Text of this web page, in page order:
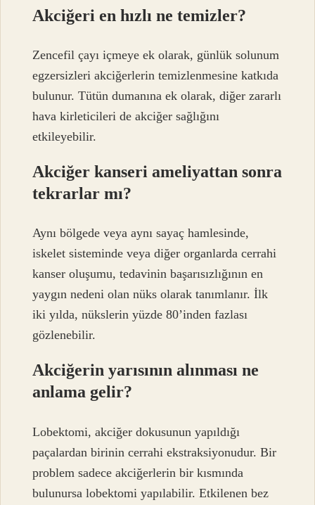
Akciğeri en hızlı ne temizler?
Zencefil çayı içmeye ek olarak, günlük solunum
egzersizleri akciğerlerin temizlenmesine katkıda
bulunur. Tütün dumanına ek olarak, diğer zararlı
hava kirleticileri de akciğer sağlığını
etkileyebilir.
Akciğer kanseri ameliyattan sonra
tekrarlar mı?
Aynı bölgede veya aynı sayaç hamlesinde,
iskelet sisteminde veya diğer organlarda cerrahi
kanser oluşumu, tedavinin başarısızlığının en
yaygın nedeni olan nüks olarak tanımlanır. İlk
iki yılda, nükslerin yüzde 80’inden fazlası
gözlenebilir.
Akciğerin yarısının alınması ne
anlama gelir?
Lobektomi, akciğer dokusunun yapıldığı
paçalardan birinin cerrahi ekstraksiyonudur. Bir
problem sadece akciğerlerin bir kısmında
bulunursa lobektomi yapılabilir. Etkilenen bez